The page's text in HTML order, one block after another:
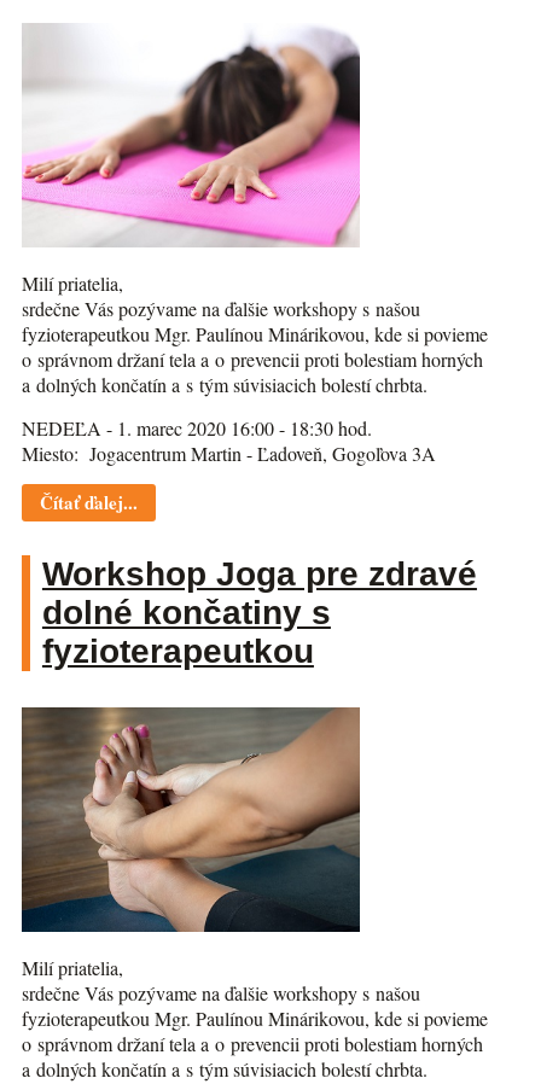
Milí priatelia,
srdečne Vás pozývame na ďalšie workshopy s našou
fyzioterapeutkou Mgr. Paulínou Minárikovou, kde si povieme
o správnom držaní tela a o prevencii proti bolestiam horných
a dolných končatín a s tým súvisiacich bolestí chrbta.
NEDEĽA - 1. marec 2020 16:00 - 18:30 hod.
Miesto: Jogacentrum Martin - Ľadoveň, Gogoľova 3A
Čítať ďalej...
Workshop Joga pre zdravé
dolné končatiny s
fyzioterapeutkou
Milí priatelia,
srdečne Vás pozývame na ďalšie workshopy s našou
fyzioterapeutkou Mgr. Paulínou Minárikovou, kde si povieme
o správnom držaní tela a o prevencii proti bolestiam horných
a dolných končatín a s tým súvisiacich bolestí chrbta.